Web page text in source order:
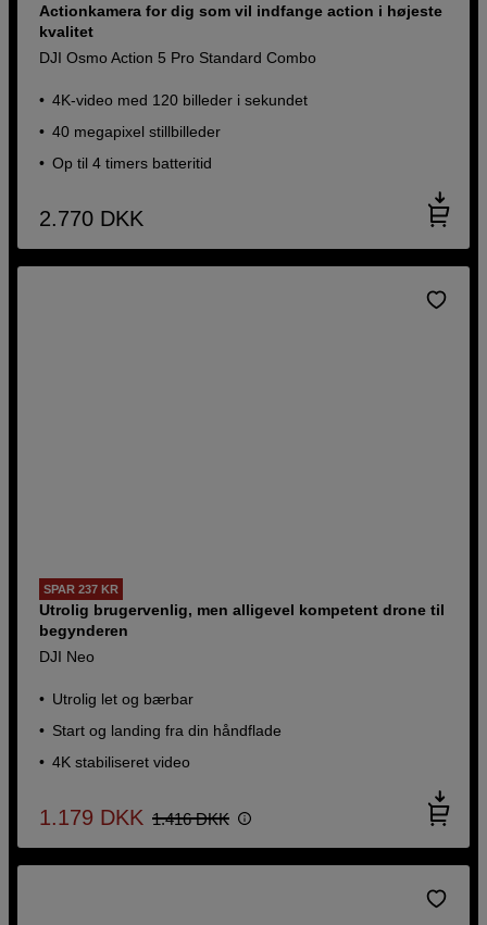
Actionkamera for dig som vil indfange action i højeste
kvalitet
DJI Osmo Action 5 Pro Standard Combo
4K-video med 120 billeder i sekundet
40 megapixel stillbilleder
Op til 4 timers batteritid
2.770 DKK
SPAR 237 KR
Utrolig brugervenlig, men alligevel kompetent drone til
begynderen
DJI Neo
Utrolig let og bærbar
Start og landing fra din håndflade
4K stabiliseret video
1.179 DKK 1.416 DKK